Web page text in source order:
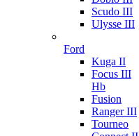
Scudo III
Ulysse III
Ford
Kuga II
Focus III
Hb
Fusion
Ranger III
Tourneo